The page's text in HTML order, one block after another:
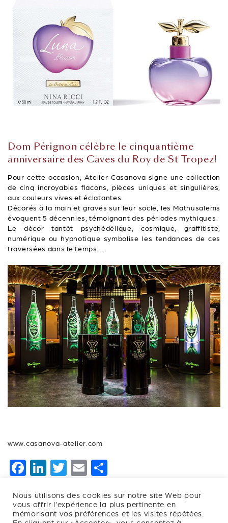
Dom Pérignon célèbre le cinquantième
anniversaire des Caves du Roy de St Tropez!
Pour cette occasion, Atelier Casanova signe une collection
de cinq incroyables flacons, pièces uniques et singulières,
aux couleurs vives et éclatantes.
Décorés à la main et gravés sur leur socle, les Mathusalems
évoquent 5 décennies, témoignant des périodes mythiques.
Le décor tantôt psychédélique, cosmique, graffitiste,
numérique ou hypnotique symbolise les tendances de ces
traversées dans le temps…
www.casanova-atelier.com
F
c
e
Li
k
e
T
tt
er
E
ai
l
ta
g
Nous utilisons des cookies sur notre site Web pour
vous offrir l'expérience la plus pertinente en
mémorisant vos préférences et les visites répétées.